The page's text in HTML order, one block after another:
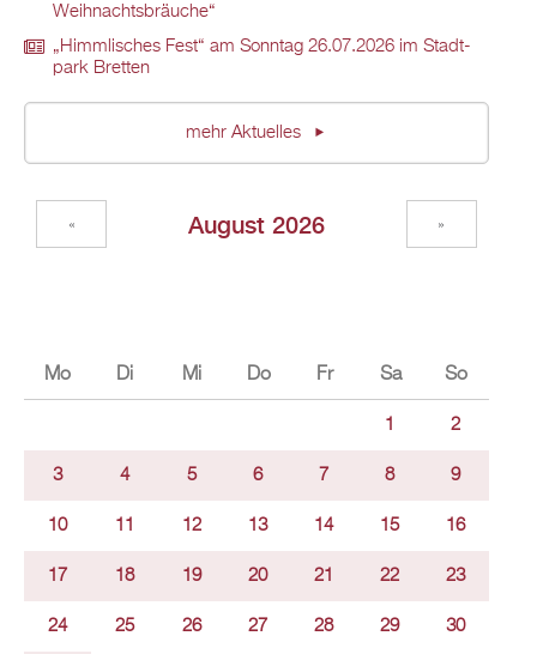
Weih­nachts­bräu­che“
„Himm­li­sches Fest“ am Sonn­tag 26.07.2026 im Stadt­
park Brett­en
mehr Ak­tu­el­les
Au­gust 2026
« »
Mo Di Mi Do Fr Sa So
1 2
3 4 5 6 7 8 9
10 11 12 13 14 15 16
17 18 19 20 21 22 23
24 25 26 27 28 29 30